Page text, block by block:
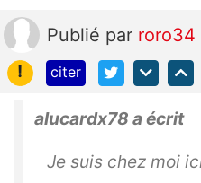
Publié par roro34
!
citer
alucardx78 a écrit
Je suis chez moi